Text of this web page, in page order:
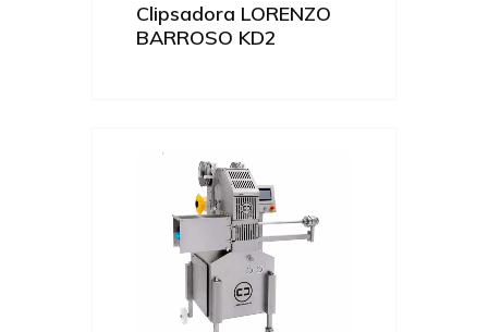
Clipsadora LORENZO
BARROSO KD2